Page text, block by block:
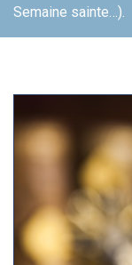
Semaine sainte…).